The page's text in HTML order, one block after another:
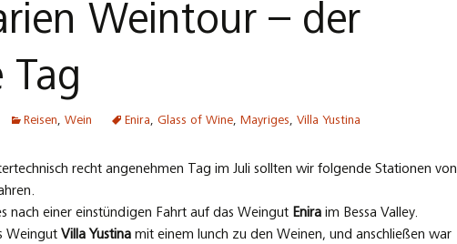
Datenschutzerklärung
Weintour – der
Reisen, Wein Enira, Glass of Wine, Mayriges, Villa Yustina
recht angenehmen Tag im Juli sollten wir folgende Stationen von
nach einer einstündigen Fahrt auf das Weingut Enira im Bessa Valley.
Weingut Villa Yustina mit einem lunch zu den Weinen, und anschließen war